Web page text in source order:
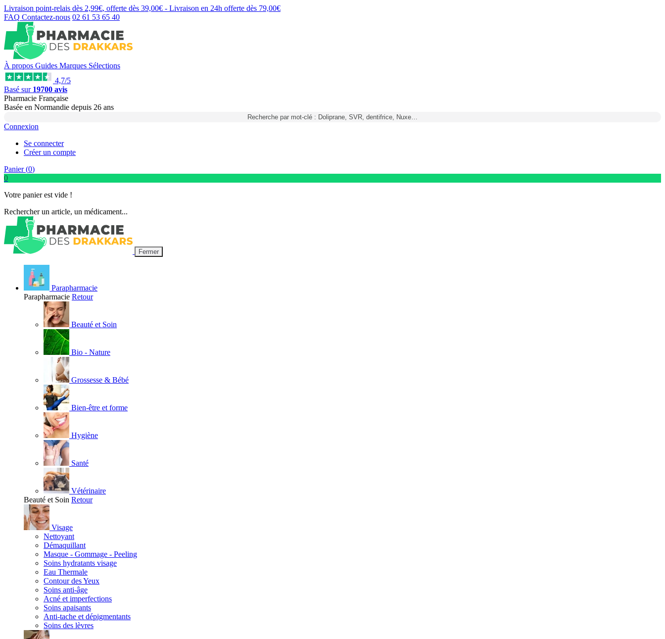
Livraison point-relais dès 2,99€, offerte dès 39,00€ - Livraison en 24h offerte dès 79,00€
FAQ Contactez-nous 02 61 53 65 40
À propos Guides Marques Sélections
4,7/5
Basé sur 19700 avis
Pharmacie Française
Basée en Normandie depuis 26 ans
Recherche par mot-clé : Doliprane, SVR, dentifrice, Nuxe…
Connexion
Se connecter
Créer un compte
Panier (0)
0
Votre panier est vide !
Rechercher un article, un médicament...
Fermer
Parapharmacie
Parapharmacie Retour
Beauté et Soin
Bio - Nature
Grossesse & Bébé
Bien-être et forme
Hygiène
Santé
Vétérinaire
Beauté et Soin Retour
Visage
Nettoyant
Démaquillant
Masque - Gommage - Peeling
Soins hydratants visage
Eau Thermale
Contour des Yeux
Soins anti-âge
Acné et imperfections
Soins apaisants
Anti-tache et dépigmentants
Soins des lèvres